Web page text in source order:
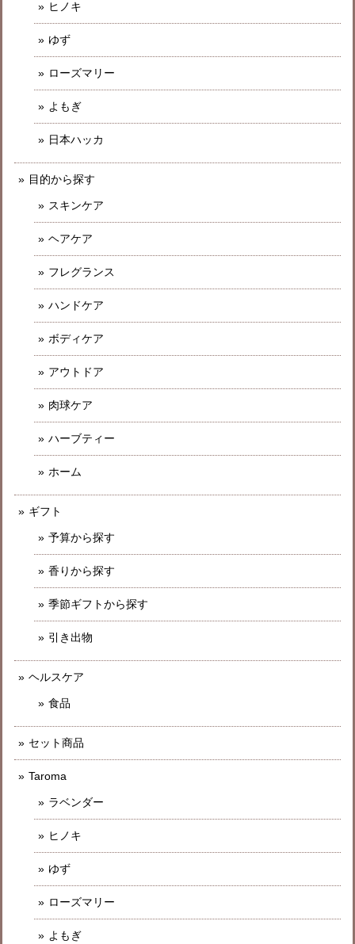
ヒノキ
ゆず
ローズマリー
よもぎ
日本ハッカ
目的から探す
スキンケア
ヘアケア
フレグランス
ハンドケア
ボディケア
アウトドア
肉球ケア
ハーブティー
ホーム
ギフト
予算から探す
香りから探す
季節ギフトから探す
引き出物
ヘルスケア
食品
セット商品
Taroma
ラベンダー
ヒノキ
ゆず
ローズマリー
よもぎ